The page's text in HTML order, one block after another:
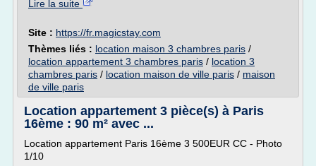
Lire la suite
Site : https://fr.magicstay.com
Thèmes liés : location maison 3 chambres paris /
location appartement 3 chambres paris / location 3
chambres paris / location maison de ville paris / maison
de ville paris
Location appartement 3 pièce(s) à Paris
16ème : 90 m² avec ...
Location appartement Paris 16ème 3 500EUR CC - Photo
1/10